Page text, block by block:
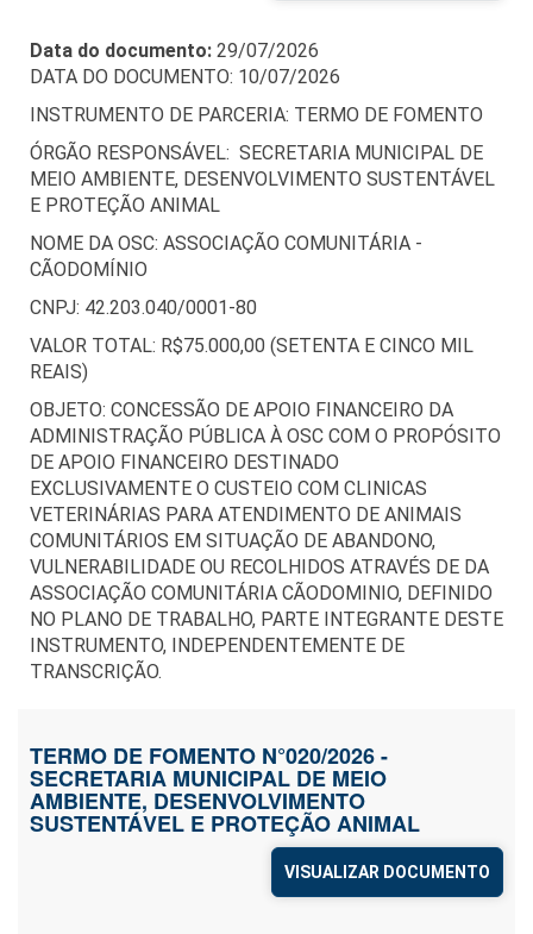
Data do documento: 29/07/2026
DATA DO DOCUMENTO: 10/07/2026
INSTRUMENTO DE PARCERIA: TERMO DE FOMENTO
ÓRGÃO RESPONSÁVEL: SECRETARIA MUNICIPAL DE
MEIO AMBIENTE, DESENVOLVIMENTO SUSTENTÁVEL
E PROTEÇÃO ANIMAL
NOME DA OSC: ASSOCIAÇÃO COMUNITÁRIA -
CÃODOMÍNIO
CNPJ: 42.203.040/0001-80
VALOR TOTAL: R$75.000,00 (SETENTA E CINCO MIL
REAIS)
OBJETO: CONCESSÃO DE APOIO FINANCEIRO DA
ADMINISTRAÇÃO PÚBLICA À OSC COM O PROPÓSITO
DE APOIO FINANCEIRO DESTINADO
EXCLUSIVAMENTE O CUSTEIO COM CLINICAS
VETERINÁRIAS PARA ATENDIMENTO DE ANIMAIS
COMUNITÁRIOS EM SITUAÇÃO DE ABANDONO,
VULNERABILIDADE OU RECOLHIDOS ATRAVÉS DE DA
ASSOCIAÇÃO COMUNITÁRIA CÃODOMINIO, DEFINIDO
NO PLANO DE TRABALHO, PARTE INTEGRANTE DESTE
INSTRUMENTO, INDEPENDENTEMENTE DE
TRANSCRIÇÃO.
TERMO DE FOMENTO N°020/2026 -
SECRETARIA MUNICIPAL DE MEIO
AMBIENTE, DESENVOLVIMENTO
SUSTENTÁVEL E PROTEÇÃO ANIMAL
VISUALIZAR DOCUMENTO